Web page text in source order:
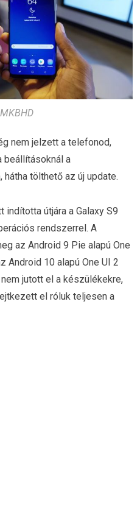
nem jelzett a telefonod,
beállításoknál a
tölthető az új update.
útjára a Galaxy S9
rendszerrel. A
az Android 9 Pie alapú One
Android 10 alapú One UI 2
jutott el a készülékekre,
el róluk teljesen a